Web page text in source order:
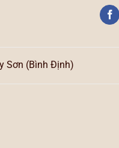
Sơn (Bình Định)